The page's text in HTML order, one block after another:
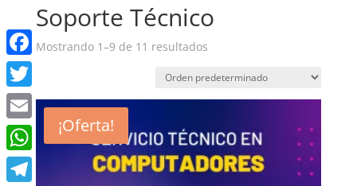
Soporte Técnico
Mostrando 1–9 de 11 resultados
¡Oferta!
Facebook
Twitter
Email
WhatsApp